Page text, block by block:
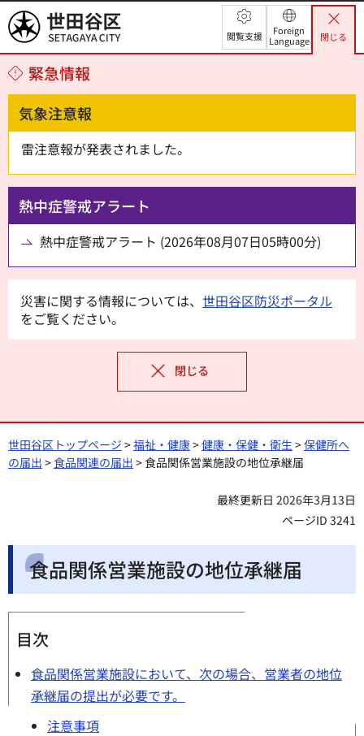
世田谷区 閲覧支援
Foreign
Language
閉じる
緊急情報
気象注意報
雷注意報が発表されました。
熱中症警戒アラート
熱中症警戒アラート (2026年08月07日05時00分)
災害に関する情報については、 世田谷区防災ポータル
をご覧ください。
閉じる
世田谷区トップページ >福祉・健康>健康・保健・衛生 >保健所へ
の届出 >食品関連の届出 > 食品関係営業施設の地位承継届
最終更新日 2026年3月13日
ページID 3241
食品関係営業施設の地位承継届
目次
食品関係営業施設において、次の場合、営業者の地位
承継届の提出が必要です。
注意事項